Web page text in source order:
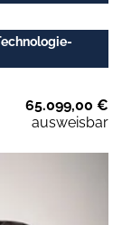
65.099,00 €
ausweisbar